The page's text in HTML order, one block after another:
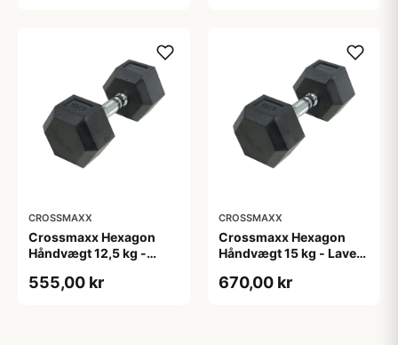
CROSSMAXX
Crossmaxx Hexagon
Håndvægt 12,5 kg -
med gummi - Riflet
555,00 kr
CROSSMAXX
Crossmaxx Hexagon
Håndvægt 15 kg - Lavet i
gummi - Riflet håndtag
670,00 kr